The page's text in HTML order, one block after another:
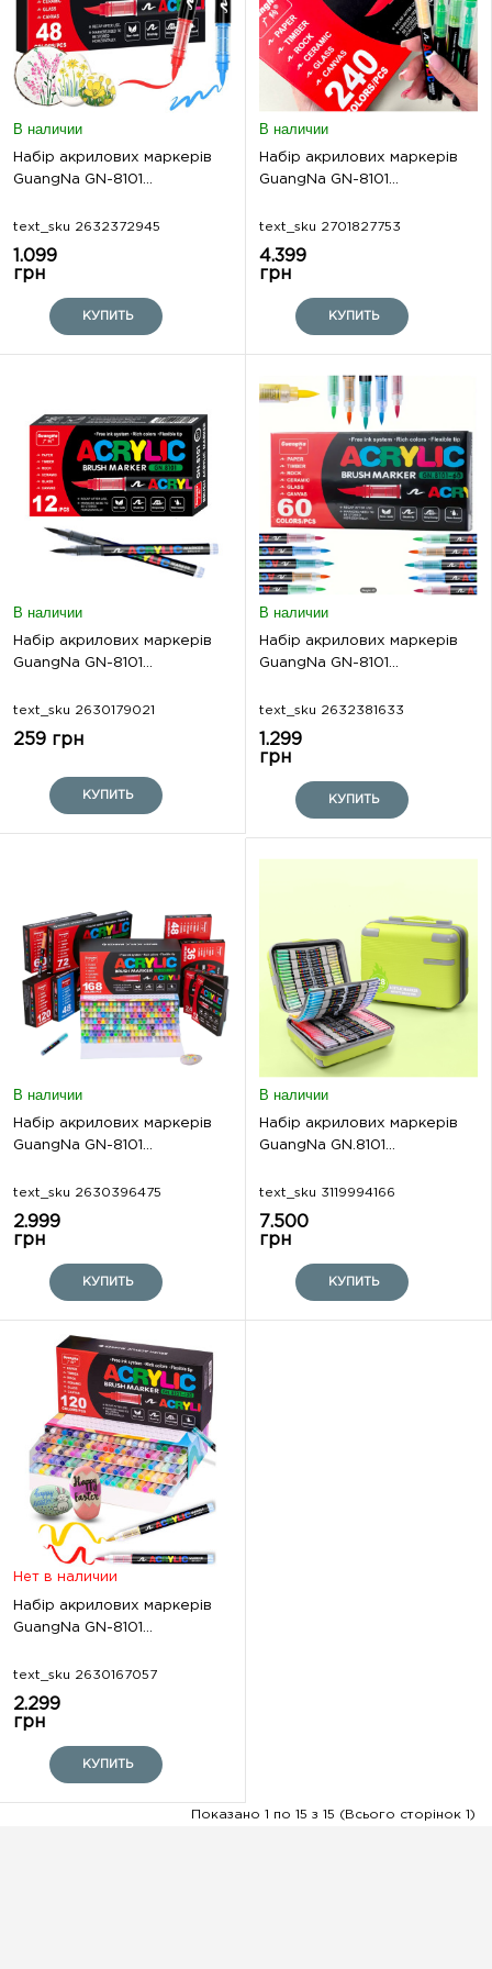
В наличии
Набір акрилових маркерів
GuangNa GN-8101...
text_sku 2632372945
1.099
грн
КУПИТЬ
В наличии
Набір акрилових маркерів
GuangNa GN-8101...
text_sku 2701827753
4.399
грн
КУПИТЬ
В наличии
Набір акрилових маркерів
GuangNa GN-8101...
text_sku 2630179021
259 грн
КУПИТЬ
В наличии
Набір акрилових маркерів
GuangNa GN-8101...
text_sku 2632381633
1.299
грн
КУПИТЬ
В наличии
Набір акрилових маркерів
GuangNa GN-8101...
text_sku 2630396475
2.999
грн
КУПИТЬ
В наличии
Набір акрилових маркерів
GuangNa GN.8101...
text_sku 3119994166
7.500
грн
КУПИТЬ
Нет в наличии
Набір акрилових маркерів
GuangNa GN-8101...
text_sku 2630167057
2.299
грн
КУПИТЬ
Показано 1 по 15 з 15 (Всього сторінок 1)